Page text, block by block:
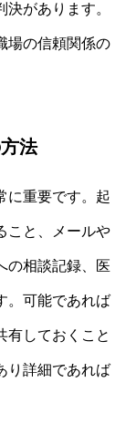
があります。
場の信頼関係の
法
に重要です。起
こと、メールや
の相談記録、医
。可能であれば
有しておくこと
り詳細であれば